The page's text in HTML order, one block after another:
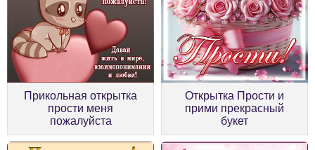
Прикольная открытка
прости меня
пожалуйста
Открытка Прости и
прими прекрасный
букет